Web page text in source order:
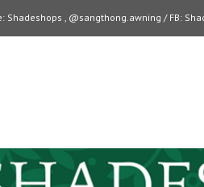
, @sangthong.awning / FB: